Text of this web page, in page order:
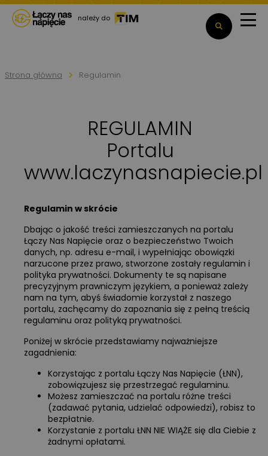
należy do
Strona główna Regulamin
REGULAMIN
Portalu
www.laczynasnapiecie.pl
Regulamin w skrócie
Dbając o jakość treści zamieszczanych na portalu
Łączy Nas Napięcie oraz o bezpieczeństwo Twoich
danych, np. adresu e-mail, i wypełniając obowiązki
narzucone przez prawo, stworzone zostały regulamin i
polityka prywatności. Dokumenty te są napisane
precyzyjnym prawniczym językiem, a ponieważ zależy
nam na tym, abyś świadomie korzystał z naszego
portalu, zachęcamy do zapoznania się z pełną treścią
regulaminu oraz polityką prywatności.
Poniżej w skrócie przedstawiamy najważniejsze
zagadnienia:
Korzystając z portalu Łączy Nas Napięcie (ŁNN),
zobowiązujesz się przestrzegać regulaminu.
Możesz zamieszczać na portalu różne treści
(zadawać pytania, udzielać odpowiedzi), robisz to
bezpłatnie.
Korzystanie z portalu ŁNN NIE WIĄŻE się dla Ciebie z
żadnymi opłatami.